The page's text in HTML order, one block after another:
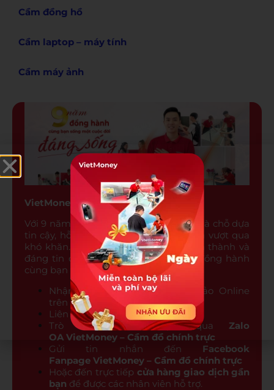
Cầm đồng hồ
Cầm laptop – máy tính
Cầm máy ảnh
VietMoney – Cầm Đồ Chính Trực
Với 9 năm đồng hành, VietMoney luôn là chỗ dựa
tin cậy, hỗ trợ tài chính kịp thời để bạn vượt qua
khó khăn. Với chúng tôi, sự tử tế, chân thành và
đáng tin cậy là những giá trị cốt lõi đồng hành
cùng bạn vượt qua mọi thử thách.
Nhận hỗ trợ định giá tham khảo Online
trên website VietMoney
Liên hệtổng đài 19008009
Trò chuyện miễn phí qua Zalo
OA VietMoney – Cầm đồ chính trực
Gửi tin nhắn đến Facebook
Fanpage VietMoney – Cầm đồ chính trực
Hoặc đến trực tiếp cửa hàng giao dịch gần
bạn để được các nhân viên hỗ trợ.